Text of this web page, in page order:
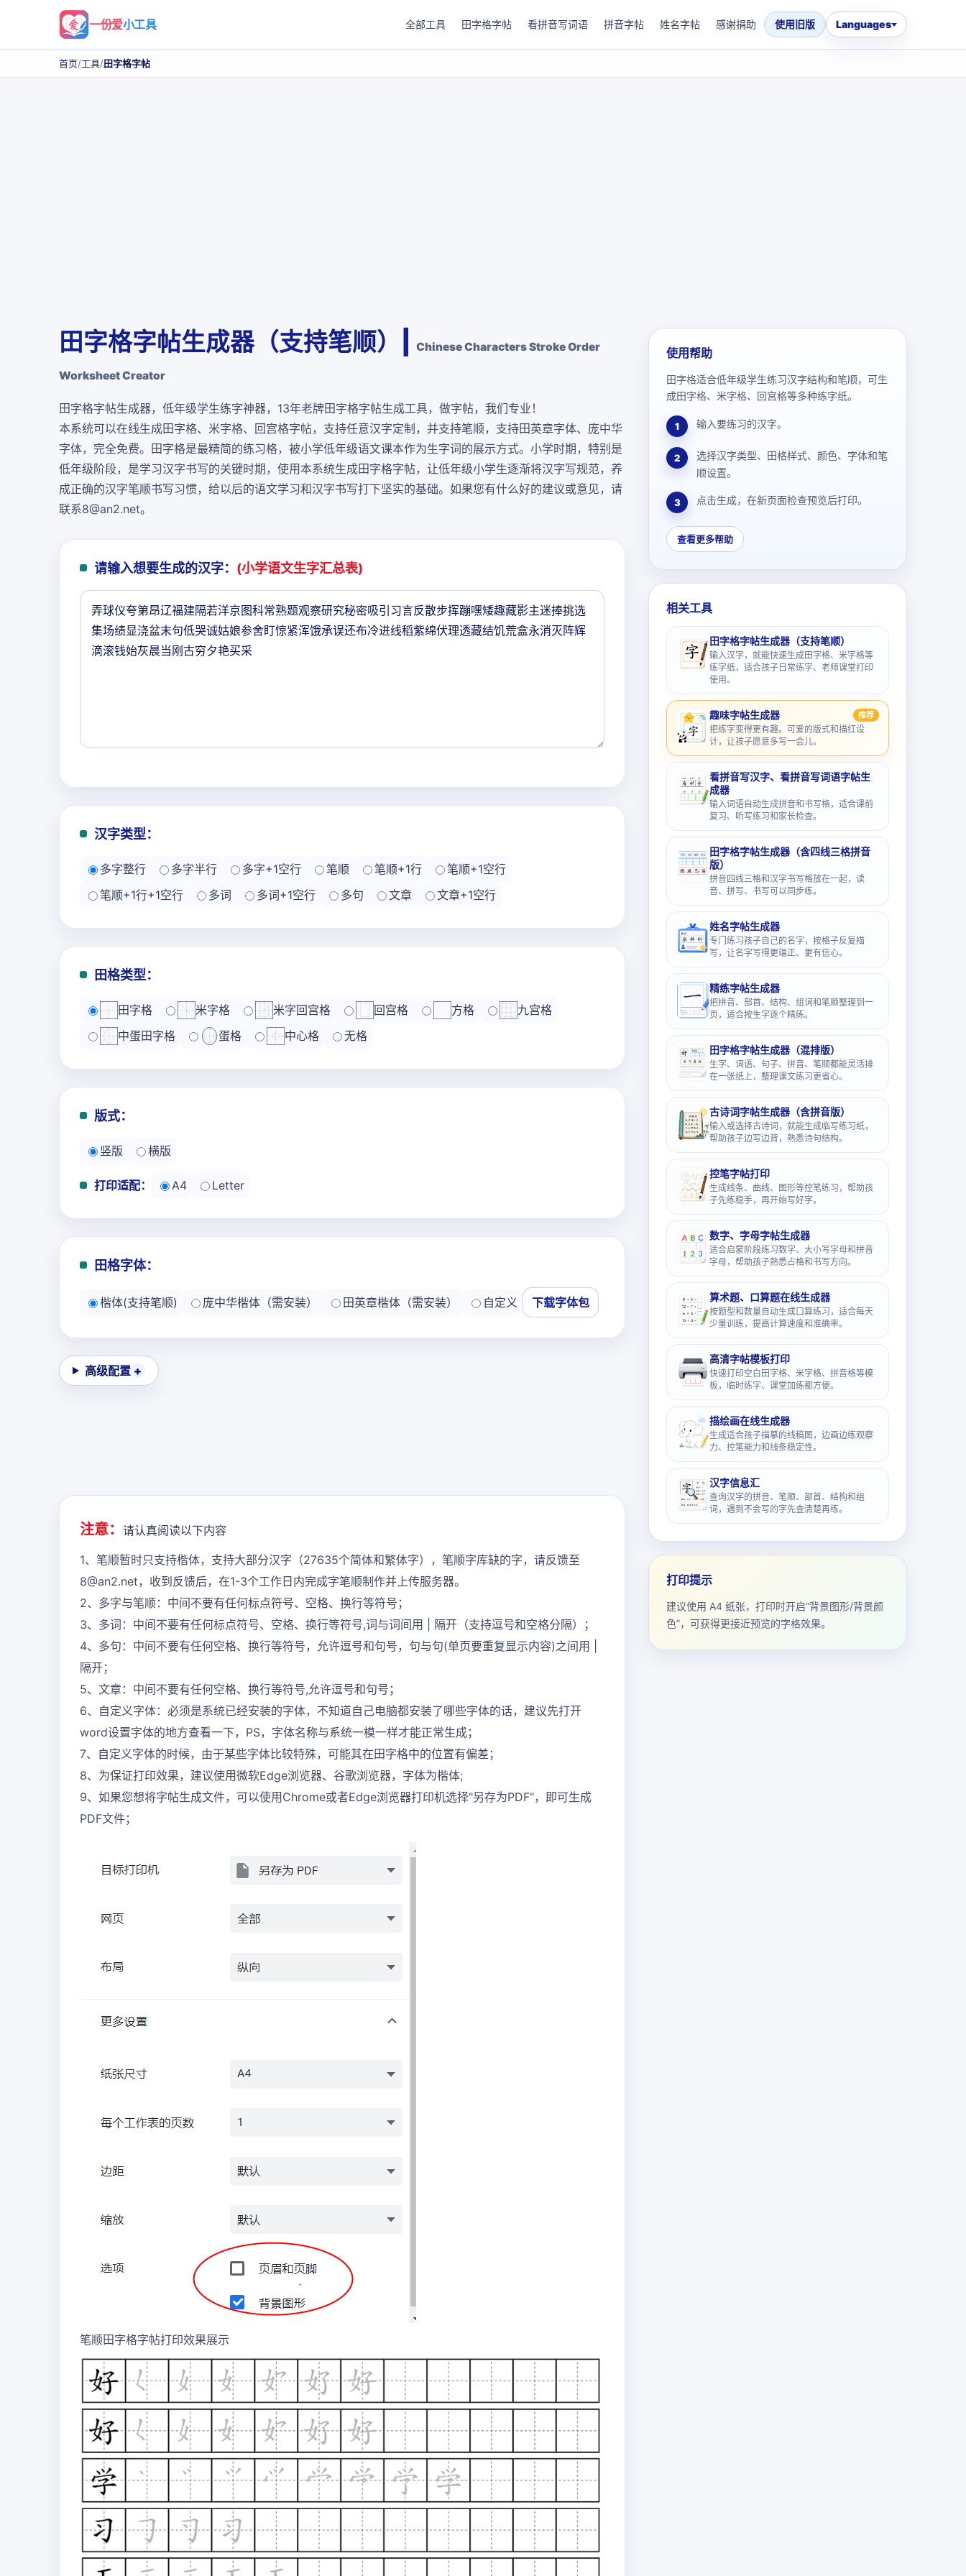
一份爱小工具 全部工具 田字格字帖 看拼音写词语 拼音字帖 姓名字帖 感谢捐助 使用旧版 Languages
首页/工具/田字格字帖
田字格字帖生成器（支持笔顺）| Chinese Characters Stroke Order
Worksheet Creator
田字格字帖生成器，低年级学生练字神器，13年老牌田字格字帖生成工具，做字帖，我们专业！
本系统可以在线生成田字格、米字格、回宫格字帖，支持任意汉字定制，并支持笔顺，支持田英章字体、庞中华
字体， 完全免费。田字格是最精简的练习格，被小学低年级语文课本作为生字词的展示方式。小学时期，特别是
低年级阶段，是学习汉字书写的关键时期，使用本系统生成田字格字帖，让低年级小学生逐渐将汉字写规范，养
成正确的汉字笔顺书写习惯，给以后的语文学习和汉字书写打下坚实的基础。如果您有什么好的建议或意见，请
联系8@an2.net。
请输入想要生成的汉字： (小学语文生字汇总表)
汉字类型：
多字整行 多字半行 多字+1空行 笔顺 笔顺+1行
笔顺+1空行
笔顺+1行+1空行
多词 多词+1空行 多句 文章 文章+1空行
田格类型：
田字格 米字格 米字回宫格 回宫格 方格
九宫格
中蛋田字格
蛋格 中心格 无格
版式：
竖版 横版
打印适配： A4 Letter
田格字体：
楷体(支持笔顺) 庞中华楷体（需安装） 田英章楷体（需安装） 自定义 下载字体包
高级配置
注意： 请认真阅读以下内容
1、笔顺暂时只支持楷体，支持大部分汉字（27635个简体和繁体字），笔顺字库缺的字，请反馈至
8@an2.net，收到反馈后，在1-3个工作日内完成字笔顺制作并上传服务器。
2、多字与笔顺：中间不要有任何标点符号、空格、换行等符号；
3、多词：中间不要有任何标点符号、空格、换行等符号,词与词间用 | 隔开（支持逗号和空格分隔）；
4、多句：中间不要有任何空格、换行等符号，允许逗号和句号，句与句(单页要重复显示内容)之间用 |
隔开；
5、文章：中间不要有任何空格、换行等符号,允许逗号和句号；
6、自定义字体：必须是系统已经安装的字体，不知道自己电脑都安装了哪些字体的话，建议先打开
word设置字体的地方查看一下，PS，字体名称与系统一模一样才能正常生成；
7、自定义字体的时候，由于某些字体比较特殊，可能其在田字格中的位置有偏差；
8、为保证打印效果，建议使用微软Edge浏览器、谷歌浏览器，字体为楷体;
9、如果您想将字帖生成文件，可以使用Chrome或者Edge浏览器打印机选择"另存为PDF"，即可生成
PDF文件；
笔顺田字格字帖打印效果展示
使用帮助
田字格适合低年级学生练习汉字结构和笔顺，可生
成田字格、米字格、回宫格等多种练字纸。
1 输入要练习的汉字。
2
选择汉字类型、田格样式、颜色、字体和笔
顺设置。
3 点击生成，在新页面检查预览后打印。
查看更多帮助
相关工具
田字格字帖生成器（支持笔顺）
输入汉字，就能快速生成田字格、米字格等
练字纸，适合孩子日常练字、老师课堂打印
使用。
趣味字帖生成器 推荐
把练字变得更有趣。可爱的版式和描红设
计，让孩子愿意多写一会儿。
看拼音写汉字、看拼音写词语字帖生
成器
输入词语自动生成拼音和书写格，适合课前
复习、听写练习和家长检查。
田字格字帖生成器（含四线三格拼音
版）
拼音四线三格和汉字书写格放在一起，读
音、拼写、书写可以同步练。
姓名字帖生成器
专门练习孩子自己的名字，按格子反复描
写，让名字写得更端正、更有信心。
精练字帖生成器
把拼音、部首、结构、组词和笔顺整理到一
页，适合按生字逐个精练。
田字格字帖生成器（混排版）
生字、词语、句子、拼音、笔顺都能灵活排
在一张纸上，整理课文练习更省心。
古诗词字帖生成器（含拼音版）
输入或选择古诗词，就能生成临写练习纸，
帮助孩子边写边背，熟悉诗句结构。
控笔字帖打印
生成线条、曲线、图形等控笔练习，帮助孩
子先练稳手，再开始写好字。
数字、字母字帖生成器
适合启蒙阶段练习数字、大小写字母和拼音
字母，帮助孩子熟悉占格和书写方向。
算术题、口算题在线生成器
按题型和数量自动生成口算练习，适合每天
少量训练，提高计算速度和准确率。
高清字帖模板打印
快速打印空白田字格、米字格、拼音格等模
板，临时练字、课堂加练都方便。
描绘画在线生成器
生成适合孩子描摹的线稿图，边画边练观察
力、控笔能力和线条稳定性。
汉字信息汇
查询汉字的拼音、笔顺、部首、结构和组
词，遇到不会写的字先查清楚再练。
打印提示
建议使用 A4 纸张，打印时开启“背景图形/背景颜
色”，可获得更接近预览的字格效果。